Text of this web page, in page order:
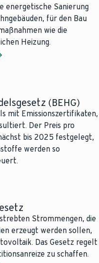
energetische Sanierung
für den Bau
wie die
Heizung.
(BEHG)
mit Emissionszertifikaten,
Der Preis pro
bis 2025 festgelegt,
werden so
Strommengen, die
erzeugt werden sollen,
Das Gesetz regelt
zu schaffen.